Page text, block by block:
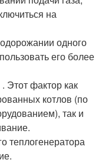
на
одного
его более
Этот фактор как
котлов (по
так и
теплогенератора